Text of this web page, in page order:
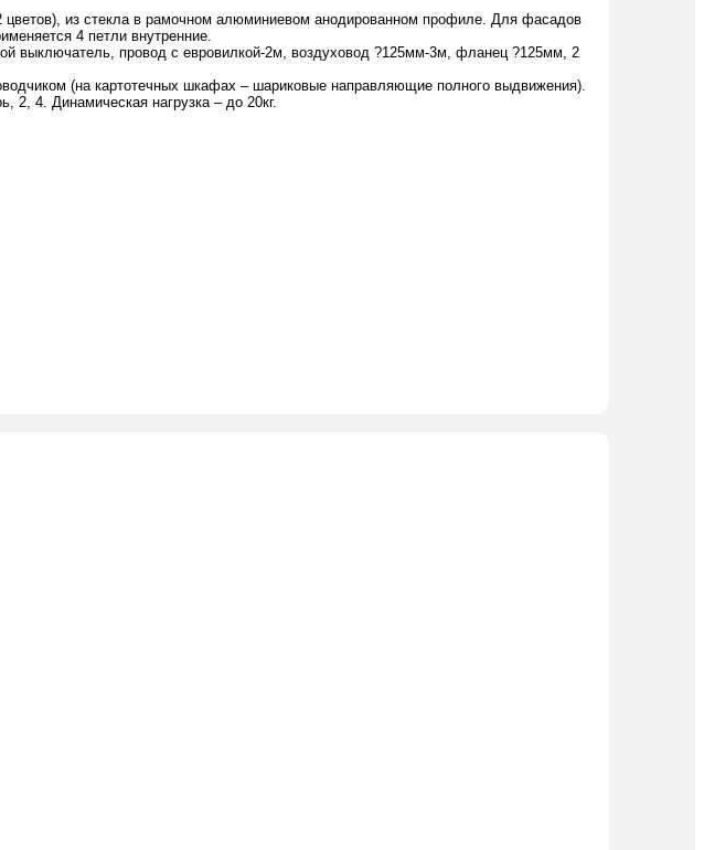
цветов), из стекла в рамочном алюминиевом анодированном профиле. Для фасадов
4 петли внутренние.
выключатель, провод с евровилкой-2м, воздуховод ?125мм-3м, фланец ?125мм, 2
(на картотечных шкафах – шариковые направляющие полного выдвижения).
2, 4. Динамическая нагрузка – до 20кг.